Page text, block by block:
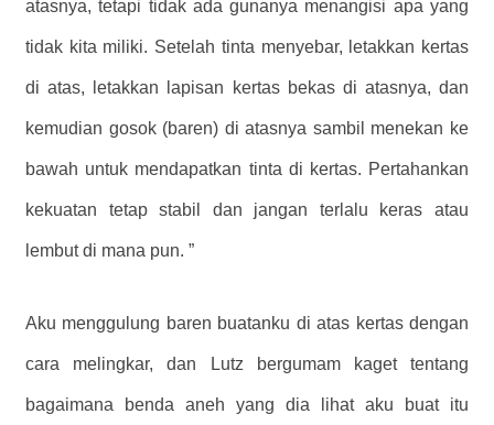
atasnya, tetapi tidak ada gunanya menangisi apa yang
tidak kita miliki. Setelah tinta menyebar, letakkan kertas
di atas, letakkan lapisan kertas bekas di atasnya, dan
kemudian gosok (baren) di atasnya sambil menekan ke
bawah untuk mendapatkan tinta di kertas. Pertahankan
kekuatan tetap stabil dan jangan terlalu keras atau
lembut di mana pun. ”
Aku menggulung baren buatanku di atas kertas dengan
cara melingkar, dan Lutz bergumam kaget tentang
bagaimana benda aneh yang dia lihat aku buat itu